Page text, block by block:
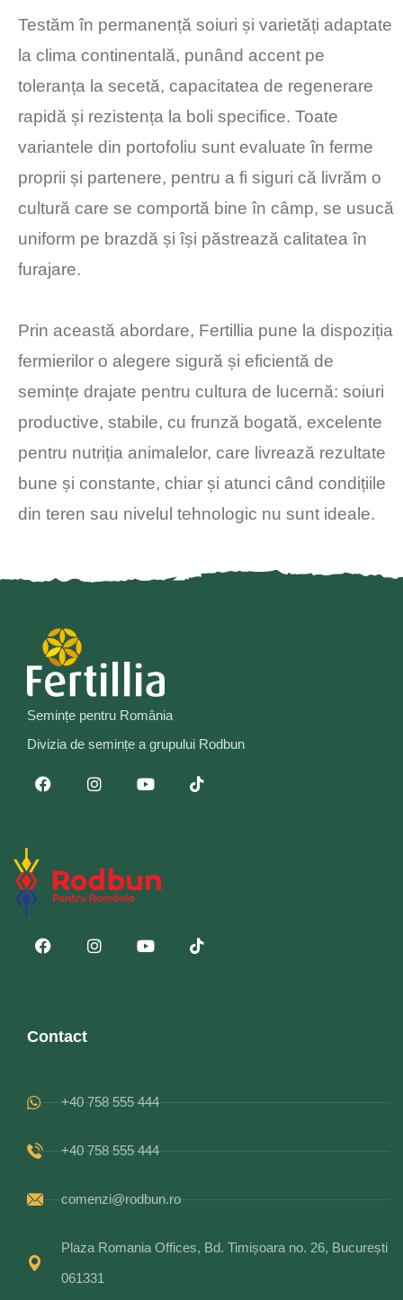
Testăm în permanență soiuri și varietăți adaptate
la clima continentală, punând accent pe
toleranța la secetă, capacitatea de regenerare
rapidă și rezistența la boli specifice. Toate
variantele din portofoliu sunt evaluate în ferme
proprii și partenere, pentru a fi siguri că livrăm o
cultură care se comportă bine în câmp, se usucă
uniform pe brazdă și își păstrează calitatea în
furajare.
Prin această abordare, Fertillia pune la dispoziția
fermierilor o alegere sigură și eficientă de
semințe drajate pentru cultura de lucernă: soiuri
productive, stabile, cu frunză bogată, excelente
pentru nutriția animalelor, care livrează rezultate
bune și constante, chiar și atunci când condițiile
din teren sau nivelul tehnologic nu sunt ideale.
Semințe pentru România
Divizia de semințe a grupului Rodbun
Contact
+40 758 555 444
+40 758 555 444
comenzi@rodbun.ro
Plaza Romania Offices, Bd. Timișoara no. 26, București
061331